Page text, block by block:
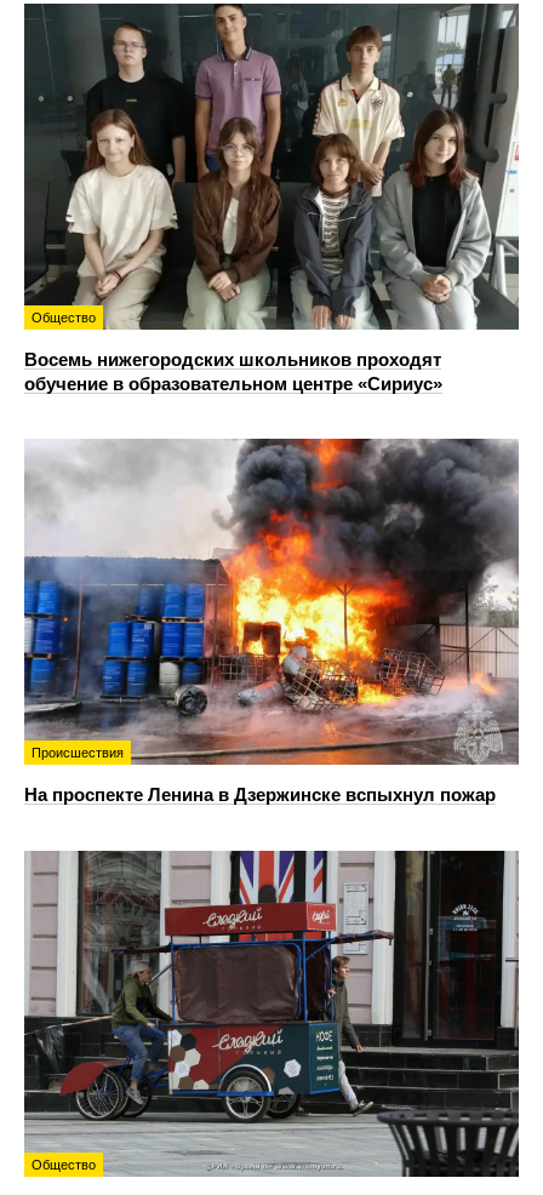
Общество
Восемь нижегородских школьников проходят
обучение в образовательном центре «Сириус»
Происшествия
На проспекте Ленина в Дзержинске вспыхнул пожар
Общество